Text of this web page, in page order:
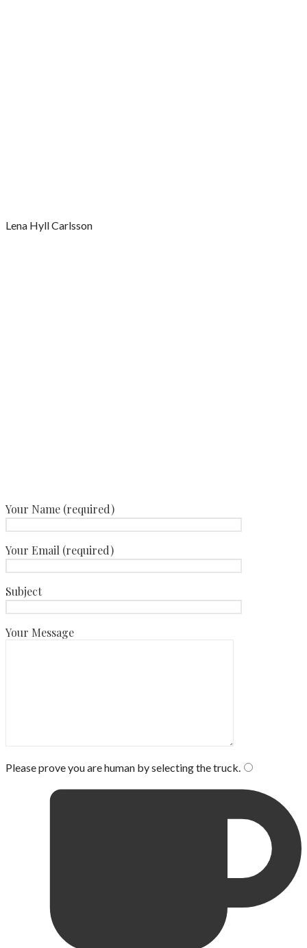
Lena Hyll Carlsson
Your Name (required)
Your Email (required)
Subject
Your Message
Please prove you are human by selecting thetruck.